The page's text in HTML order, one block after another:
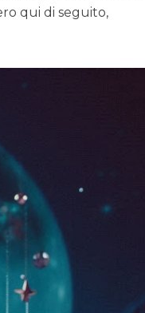
qui di seguito,